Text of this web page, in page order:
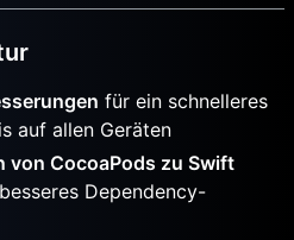
für ein schnelleres
auf allen Geräten
von CocoaPods zu Swift
Dependency-